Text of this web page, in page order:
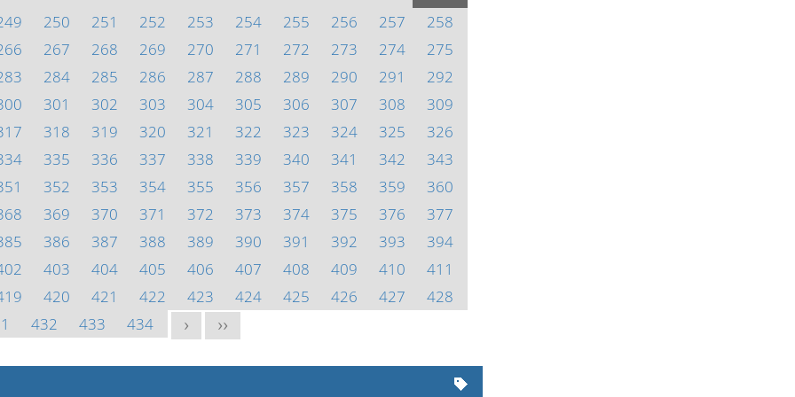
250 251 252 253 254 255 256 257
258
267 268 269 270 271 272 273 274
275
284 285 286 287 288 289 290 291
292
301 302 303 304 305 306 307 308
309
318 319 320 321 322 323 324 325
326
335 336 337 338 339 340 341 342
343
352 353 354 355 356 357 358 359
360
369 370 371 372 373 374 375 376
377
386 387 388 389 390 391 392 393
394
403 404 405 406 407 408 409 410
411
420 421 422 423 424 425 426 427
428
432 433 434 > >>